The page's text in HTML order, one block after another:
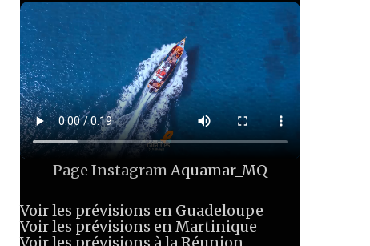
Page InstagramAquamar_MQ
Voir les prévisions en Guadeloupe
Voir les prévisions en Martinique
Voir les prévisions à la Réunion